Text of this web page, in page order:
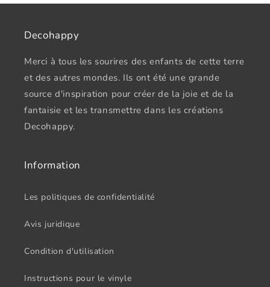
Decohappy
Merci à tous les sourires des enfants de cette terre
et des autres mondes. Ils ont été une grande
source d'inspiration pour créer de la joie et de la
fantaisie et les transmettre dans les créations
Decohappy.
Information
Les politiques de confidentialité
Avis juridique
Condition d'utilisation
Instructions pour le vinyle